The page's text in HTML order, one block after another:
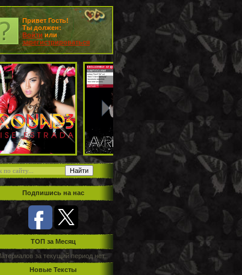
Привет Гость!
Ты должен:
Войти или
зарегистрироваться
Подпишись на нас
TOП за Месяц
за текущий период нет.
Новые Тексты